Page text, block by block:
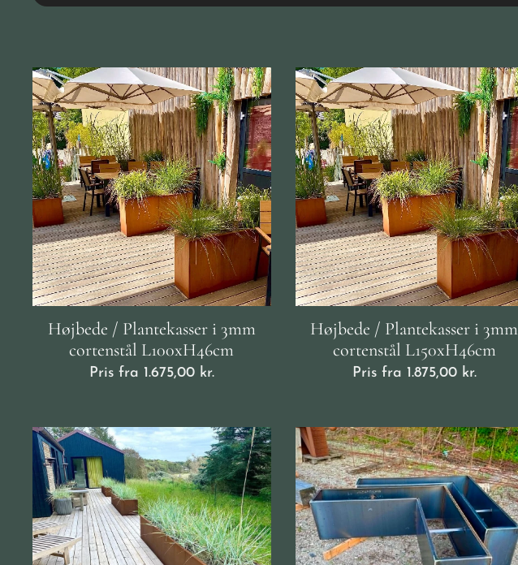
Højbede / Plantekasser i 3mm
cortenstål L100xH46cm
Pris fra 1.675,00kr.
Højbede / Plantekasser i 3mm
cortenstål L150xH46cm
Pris fra 1.875,00kr.